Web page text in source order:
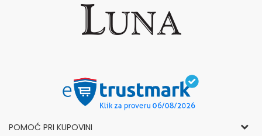
POMOĆ PRI KUPOVINI